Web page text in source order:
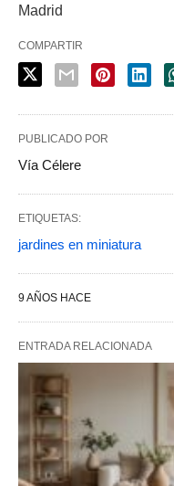
Madrid
COMPARTIR
PUBLICADO POR
Vía Célere
ETIQUETAS:
jardines en miniatura
9 AÑOS HACE
ENTRADA RELACIONADA